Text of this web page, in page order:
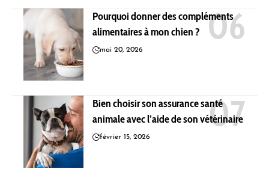
Pourquoi donner des compléments
alimentaires à mon chien ?
mai 20, 2026
Bien choisir son assurance santé
animale avec l’aide de son vétérinaire
février 15, 2026